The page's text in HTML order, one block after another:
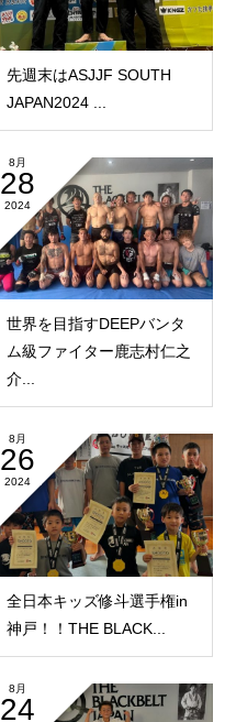
先週末はASJJF SOUTH
JAPAN2024 ...
8月
28
2024
世界を目指すDEEPバンタ
ム級ファイター鹿志村仁之
介...
8月
26
2024
全日本キッズ修斗選手権in
神戸！！THE BLACK...
8月
24